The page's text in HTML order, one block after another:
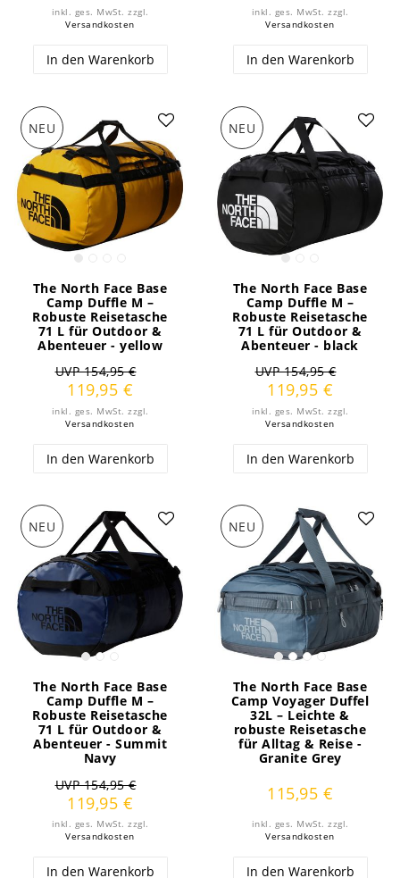
inkl. ges. MwSt. zzgl.
Versandkosten
In den Warenkorb
inkl. ges. MwSt. zzgl.
Versandkosten
In den Warenkorb
NEU
The North Face Base
Camp Duffle M –
Robuste Reisetasche
71 L für Outdoor &
Abenteuer - yellow
UVP 154,95 €
119,95 €
inkl. ges. MwSt. zzgl.
Versandkosten
In den Warenkorb
NEU
The North Face Base
Camp Duffle M –
Robuste Reisetasche
71 L für Outdoor &
Abenteuer - black
UVP 154,95 €
119,95 €
inkl. ges. MwSt. zzgl.
Versandkosten
In den Warenkorb
NEU
The North Face Base
Camp Duffle M –
Robuste Reisetasche
71 L für Outdoor &
Abenteuer - Summit
Navy
UVP 154,95 €
119,95 €
inkl. ges. MwSt. zzgl.
Versandkosten
In den Warenkorb
NEU
The North Face Base
Camp Voyager Duffel
32L – Leichte &
robuste Reisetasche
für Alltag & Reise -
Granite Grey
115,95 €
inkl. ges. MwSt. zzgl.
Versandkosten
In den Warenkorb